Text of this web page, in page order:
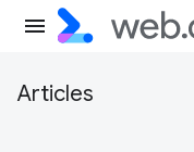
Articles